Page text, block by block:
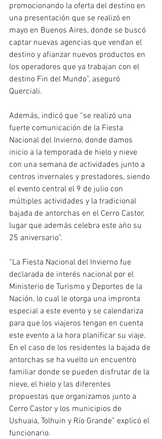
promocionando la oferta del destino en
una presentación que se realizó en
mayo en Buenos Aires, donde se buscó
captar nuevas agencias que vendan el
destino y afianzar nuevos productos en
los operadores que ya trabajan con el
destino Fin del Mundo”, aseguró
Querciali.
Además, indicó que “se realizó una
fuerte comunicación de la Fiesta
Nacional del Invierno, donde damos
inicio a la temporada de hielo y nieve
con una semana de actividades junto a
centros invernales y prestadores, siendo
el evento central el 9 de julio con
múltiples actividades y la tradicional
bajada de antorchas en el Cerro Castor,
lugar que además celebra este año su
25 aniversario”.
“La Fiesta Nacional del Invierno fue
declarada de interés nacional por el
Ministerio de Turismo y Deportes de la
Nación, lo cual le otorga una impronta
especial a este evento y se calendariza
para que los viajeros tengan en cuenta
este evento a la hora planificar su viaje.
En el caso de los residentes la bajada de
antorchas se ha vuelto un encuentro
familiar donde se pueden disfrutar de la
nieve, el hielo y las diferentes
propuestas que organizamos junto a
Cerro Castor y los municipios de
Ushuaia, Tolhuin y Río Grande” explicó el
funcionario.